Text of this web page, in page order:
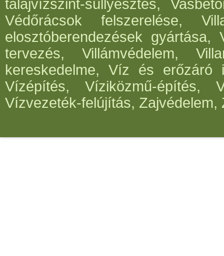
talajvízszint-süllyesztés,
Védőrácsok felszerelése,
elosztóberendezések gyártása,
tervezés, Villámvédelem,
kereskedelme, Víz és erőzáró
Vízépítés, Víziközmű-építés,
Vízvezeték-felújítás,